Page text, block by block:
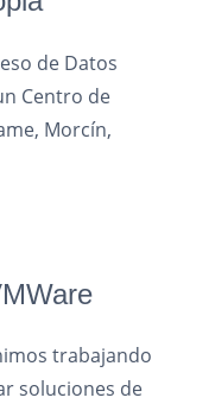
de Datos
Centro de
Morcín,
trabajando
soluciones de